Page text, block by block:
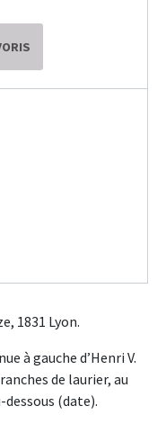
1831 Lyon.
à gauche d’Henri V.
de laurier, au
dessous (date).